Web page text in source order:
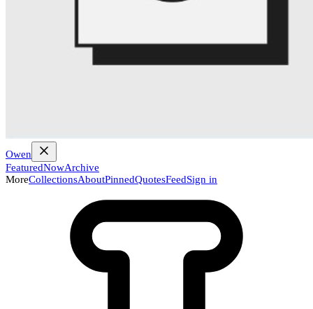
Owen
FeaturedNowArchive
MoreCollectionsAboutPinnedQuotesFeedSign in